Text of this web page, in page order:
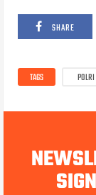
SHARE
TAGS POLRI